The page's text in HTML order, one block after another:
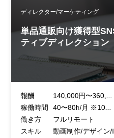
ディレクター/マーケティング
単品通販向け獲得型
ティブディレクション
報酬
140,000円〜360,...
稼働時間
40〜80h/月 ※10...
働き方
フルリモート
スキル
動画制作/デザイン/